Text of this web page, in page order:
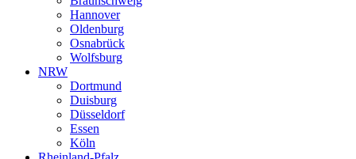
Hannover
Oldenburg
Osnabrück
Wolfsburg
NRW
Dortmund
Duisburg
Düsseldorf
Essen
Köln